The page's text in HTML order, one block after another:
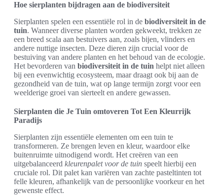
Hoe sierplanten bijdragen aan de biodiversiteit
Sierplanten spelen een essentiële rol in de biodiversiteit in de
tuin. Wanneer diverse planten worden gekweekt, trekken ze
een breed scala aan bestuivers aan, zoals bijen, vlinders en
andere nuttige insecten. Deze dieren zijn crucial voor de
bestuiving van andere planten en het behoud van de ecologie.
Het bevorderen van biodiversiteit in de tuin helpt niet alleen
bij een evenwichtig ecosysteem, maar draagt ook bij aan de
gezondheid van de tuin, wat op lange termijn zorgt voor een
weelderige groei van sierteelt en andere gewassen.
Sierplanten die Je Tuin omtoveren Tot Een Kleurrijk
Paradijs
Sierplanten zijn essentiële elementen om een tuin te
transformeren. Ze brengen leven en kleur, waardoor elke
buitenruimte uitnodigend wordt. Het creëren van een
uitgebalanceerd kleurenpalet voor de tuin speelt hierbij een
cruciale rol. Dit palet kan variëren van zachte pasteltinten tot
felle kleuren, afhankelijk van de persoonlijke voorkeur en het
gewenste effect.